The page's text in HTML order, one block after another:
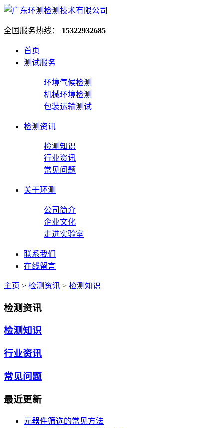
全国服务热线： 15322932685
首页
测试服务
环境气候检测
机械环境检测
包装运输测试
检测资讯
检测知识
行业资讯
常见问题
关于环测
公司简介
企业文化
走进实验室
联系我们
在线留言
主页 > 检测资讯 > 检测知识
检测资讯
检测知识
行业资讯
常见问题
最近更新
元器件筛选的常见方法